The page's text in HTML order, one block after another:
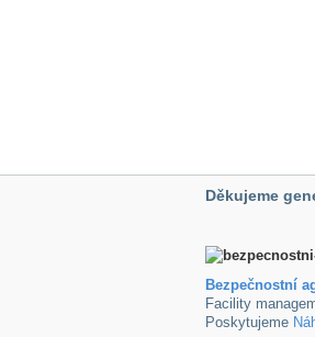
Děkujeme
Bezpečnostní
Facility
Poskytujeme